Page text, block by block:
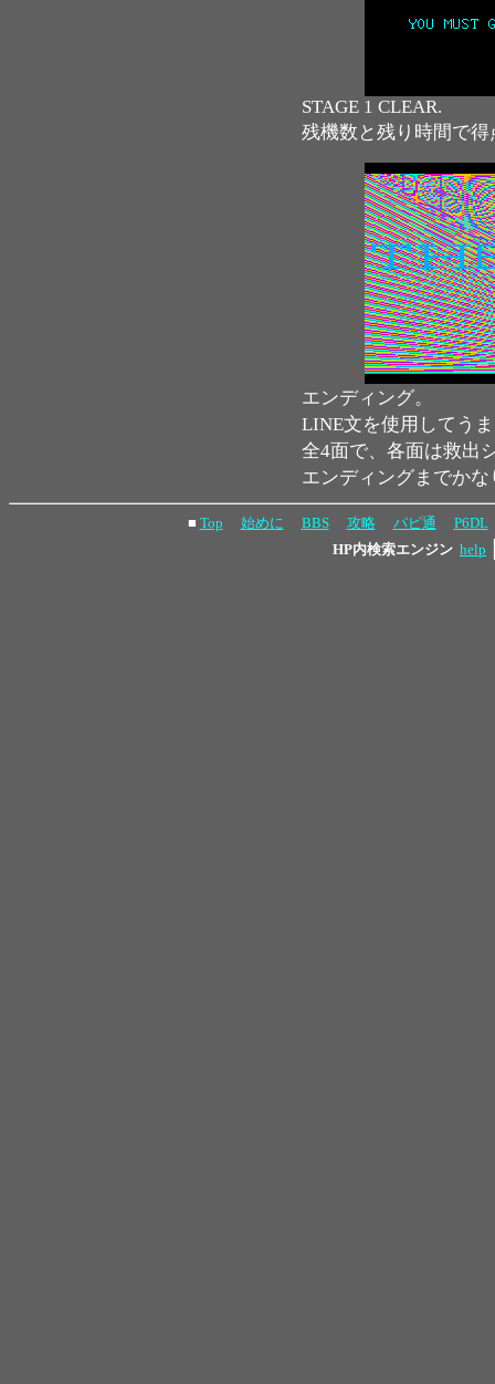
STAGE 1 CLEAR.
残機数と残り時間で得
エンディング。
LINE文を使用してう
全4面で、各面は救出
エンディングまでか
■ Top 始めに BBS 攻略 パピ通
P6DL
HP内検索エンジン help